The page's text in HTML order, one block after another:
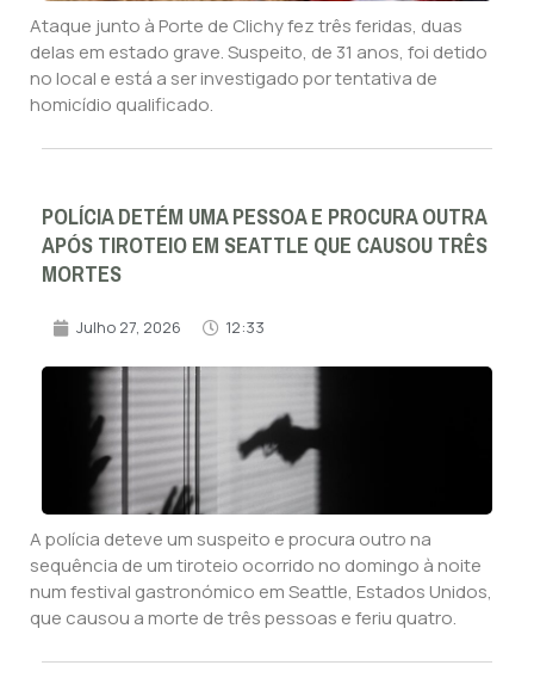
Ataque junto à Porte de Clichy fez três feridas, duas
delas em estado grave. Suspeito, de 31 anos, foi detido
no local e está a ser investigado por tentativa de
homicídio qualificado.
POLÍCIA DETÉM UMA PESSOA E PROCURA OUTRA
APÓS TIROTEIO EM SEATTLE QUE CAUSOU TRÊS
MORTES
Julho 27, 2026 12:33
A polícia deteve um suspeito e procura outro na
sequência de um tiroteio ocorrido no domingo à noite
num festival gastronómico em Seattle, Estados Unidos,
que causou a morte de três pessoas e feriu quatro.